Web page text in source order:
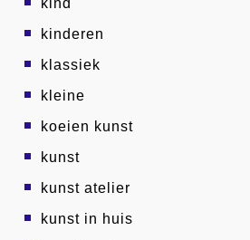
kinderen
klassiek
kleine
koeien kunst
kunst
kunst atelier
kunst in huis